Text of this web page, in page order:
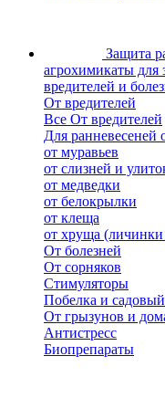
Защита
агрохимикаты для
вредителей и
От вредителей
Все От вредителей
Для ранневесеней
от муравьев
от слизней и
от медведки
от белокрылки
от клеща
от хруща
От болезней
От сорняков
Стимуляторы
Побелка и
От грызунов и
Антистресс
Биопрепараты